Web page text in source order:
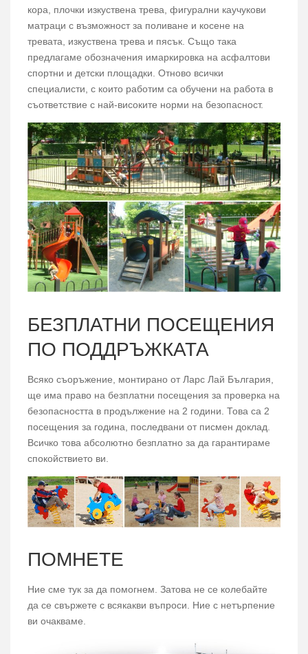
кора, плочки изкуствена трева, фигурални каучукови
матраци с възможност за поливане и косене на
тревата, изкуствена трева и пясък. Също така
предлагаме обозначения имаркировка на асфалтови
спортни и детски площадки. Отново всички
специалисти, с които работим са обучени на работа в
съответствие с най-високите норми на безопасност.
БЕЗПЛАТНИ ПОСЕЩЕНИЯ
ПО ПОДДРЪЖКАТА
Всяко съоръжение, монтирано от Ларс Лай България,
ще има право на безплатни посещения за проверка на
безопасността в продължение на 2 години. Това са 2
посещения за година, последвани от писмен доклад.
Всичко това абсолютно безплатно за да гарантираме
спокойствието ви.
ПОМНЕТЕ
Ние сме тук за да помогнем. Затова не се колебайте
да се свържете с всякакви въпроси. Ние с нетърпение
ви очакваме.